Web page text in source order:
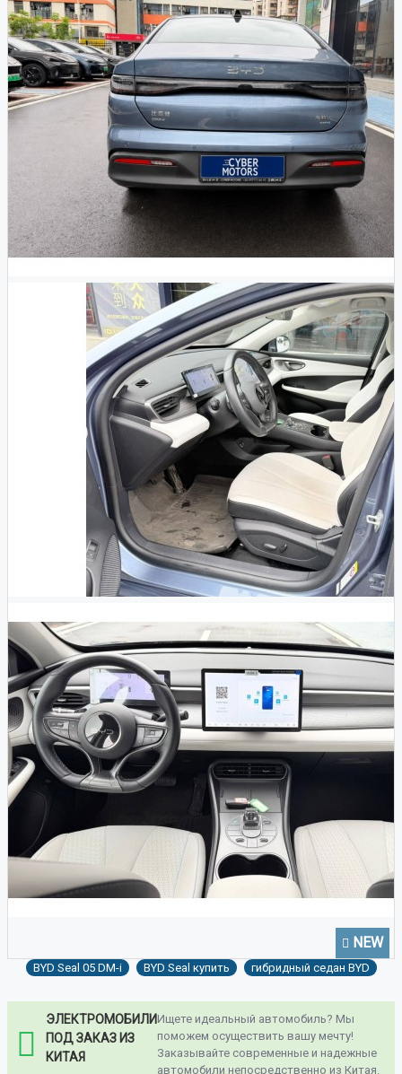
NEW
BYD Seal 05 DM-i BYD Seal купить гибридный седан BYD
ЭЛЕКТРОМОБИЛИ
ПОД ЗАКАЗ ИЗ
КИТАЯ
Ищете идеальный автомобиль? Мы
поможем осуществить вашу мечту!
Заказывайте современные и надежные
автомобили непосредственно из Китая.